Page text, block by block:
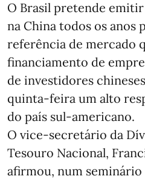
O Brasil pretende
na China todos os anos
referência de mercado
financiamento de
de investidores
quinta-feira um alto
do país sul-americano.
O vice-secretário da
Tesouro Nacional,
afirmou, num